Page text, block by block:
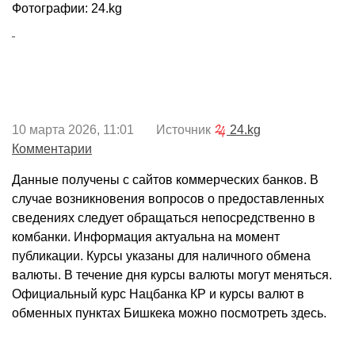
Фотографии: 24.kg
10 марта 2026, 11:01 Источник
24.kg
Комментарии
Данные получены с сайтов коммерческих банков. В
случае возникновения вопросов о предоставленных
сведениях следует обращаться непосредственно в
комбанки. Информация актуальна на момент
публикации. Курсы указаны для наличного обмена
валюты. В течение дня курсы валюты могут меняться.
Официальный курс Нацбанка КР и курсы валют в
обменных пунктах Бишкека можно посмотреть здесь.